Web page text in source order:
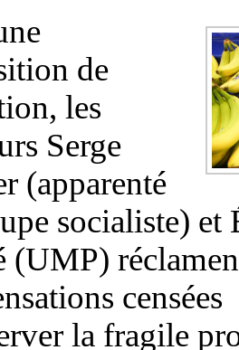
de
les
Serge
(apparenté
socialiste) et
(UMP)
censées
la fragile